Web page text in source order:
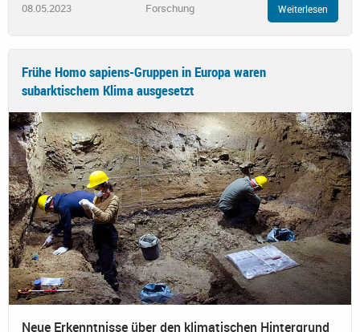
08.05.2023 Forschung Weiterlesen
Frühe Homo sapiens-Gruppen in Europa waren
subarktischem Klima ausgesetzt
Neue Erkenntnisse über den klimatischen Hintergrund